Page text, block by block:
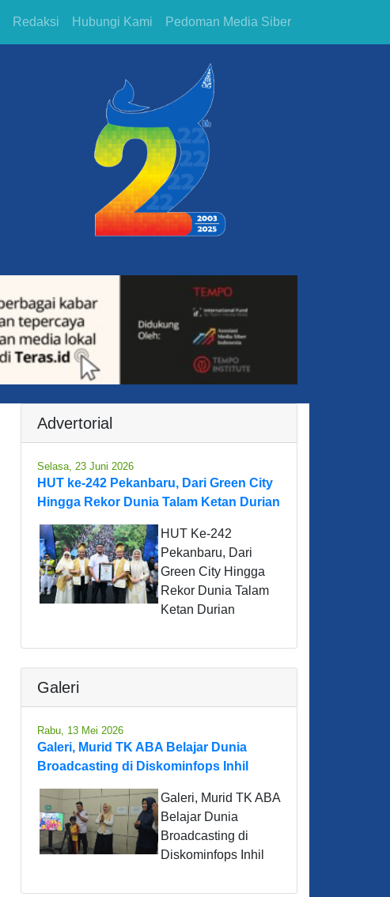
Redaksi Hubungi Kami Pedoman Media Siber
Advertorial
Selasa, 23 Juni 2026
HUT ke-242 Pekanbaru, Dari Green City
Hingga Rekor Dunia Talam Ketan Durian
HUT Ke-242
Pekanbaru, Dari
Green City Hingga
Rekor Dunia Talam
Ketan Durian
Galeri
Rabu, 13 Mei 2026
Galeri, Murid TK ABA Belajar Dunia
Broadcasting di Diskominfops Inhil
Galeri, Murid TK ABA
Belajar Dunia
Broadcasting di
Diskominfops Inhil